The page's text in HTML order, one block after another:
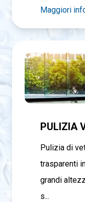
Maggiori
PULIZIA
Pulizia di
trasparenti
grandi
s...